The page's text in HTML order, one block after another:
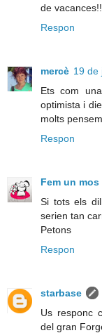
de
Respon
mercè 19 de
Ets com
optimista i
molts
Respon
Fem un mos
Si tots els
serien tan
Petons
Respon
starbase
Us responc
del gran